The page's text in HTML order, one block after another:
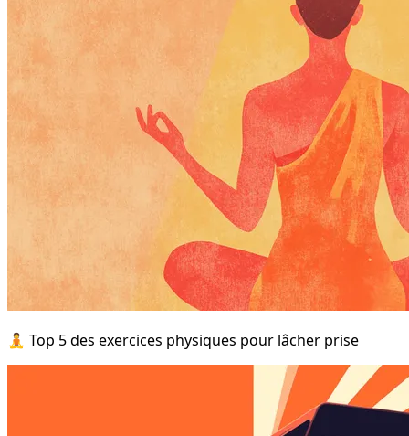
🧘 Top 5 des exercices physiques pour lâcher prise